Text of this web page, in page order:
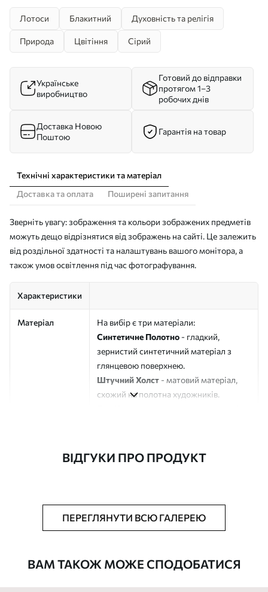
Лотоси Блакитний Духовність та релігія
Природа Цвітіння Сірий
Українське
виробництво
Готовий до відправки
протягом 1–3
робочих днів
Доставка Новою
Поштою
Гарантія на товар
Технічні характеристики та матеріал
Доставка та оплата
Поширені запитання
Зверніть увагу: зображення та кольори зображених предметів
можуть дещо відрізнятися від зображень на сайті. Це залежить
від роздільної здатності та налаштувань вашого монітора, а
також умов освітлення під час фотографування.
Характеристики
Матеріал
На вибір є три матеріали:
Синтетичне Полотно - гладкий,
зернистий синтетичний матеріал з
глянцевою поверхнею.
Штучний Холст - матовий матеріал,
схожий на полотна художників.
Додатково Можна додати лакове покриття.
ВІДГУКИ ПРО ПРОДУКТ
ПЕРЕГЛЯНУТИ ВСЮ ГАЛЕРЕЮ
ВАМ ТАКОЖ МОЖЕ СПОДОБАТИСЯ